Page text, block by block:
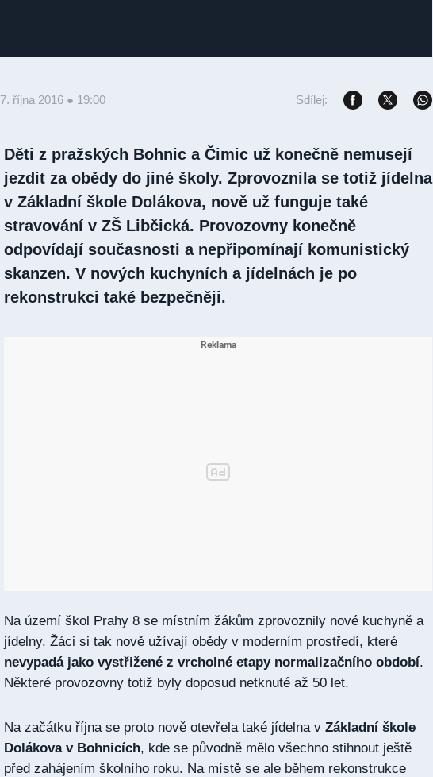
7. října 2016 ● 19:00 Sdílej:
Děti z pražských Bohnic a Čimic už konečně nemusejí
jezdit za obědy do jiné školy. Zprovoznila se totiž jídelna
v Základní škole Dolákova, nově už funguje také
stravování v ZŠ Libčická. Provozovny konečně
odpovídají současnosti a nepřipomínají komunistický
skanzen. V nových kuchyních a jídelnách je po
rekonstrukci také bezpečněji.
Na území škol Prahy 8 se místním žákům zprovoznily nové kuchyně a
jídelny. Žáci si tak nově užívají obědy v moderním prostředí, které
nevypadá jako vystřižené z vrcholné etapy normalizačního období.
Některé provozovny totiž byly doposud netknuté až 50 let.
Na začátku října se proto nově otevřela také jídelna v Základní škole
Dolákova v Bohnicích, kde se původně mělo všechno stihnout ještě
před zahájením školního roku. Na místě se ale během rekonstrukce